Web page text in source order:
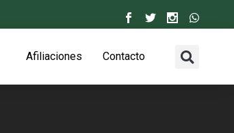
Afiliaciones Contacto